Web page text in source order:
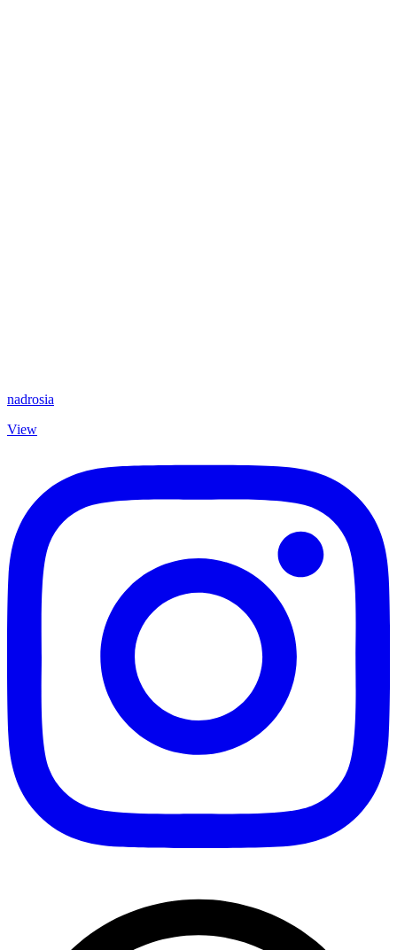
nadrosia
View